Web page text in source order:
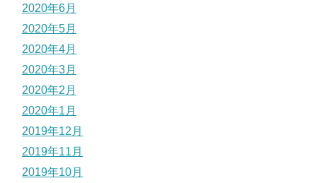
2020年6月
2020年5月
2020年4月
2020年3月
2020年2月
2020年1月
2019年12月
2019年11月
2019年10月